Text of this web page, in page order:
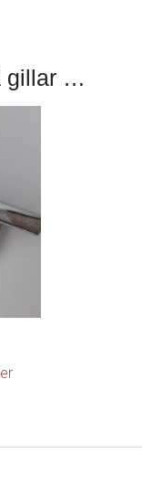
gillar …